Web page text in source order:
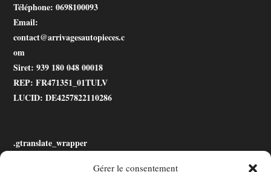
Gérer le consentement
Téléphone: 0698100093
Email:
contact@arrivagesautopieces.c
om
Siret: 939 180 048 00018
REP: FR471351_01TULV
LUCID: DE4257822110286
.gtranslate_wrapper